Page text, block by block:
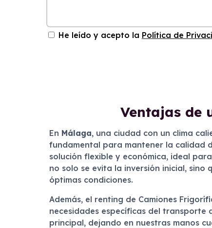
He leído y acepto la Política de
Ventajas de
En Málaga, una ciudad con un clima
fundamental para mantener la calidad
solución flexible y económica, ideal
no solo se evita la inversión inicial, sino
óptimas condiciones.
Además, el renting de Camiones
necesidades específicas del transporte
principal, dejando en nuestras manos